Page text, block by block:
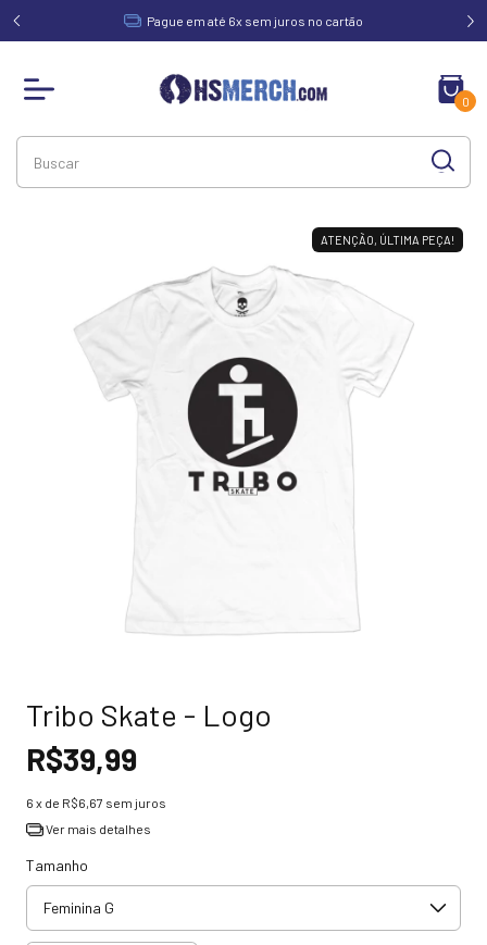
de Pague em até 6x sem juros no cartão
0
ATENÇÃO, ÚLTIMA PEÇA!
Tribo Skate - Logo
R$39,99
6 x de R$6,67 sem juros
Ver mais detalhes
Tamanho